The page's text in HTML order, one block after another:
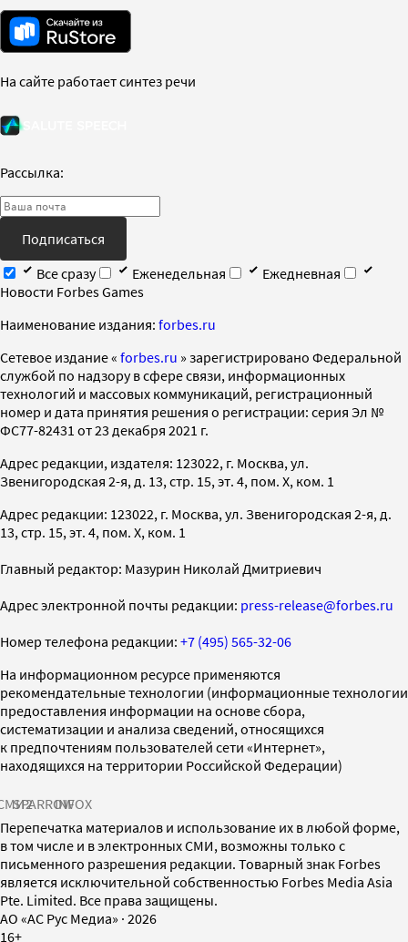
На сайте работает синтез речи
Рассылка:
Подписаться
Все сразу
Еженедельная
Ежедневная
Новости Forbes Games
Наименование издания: forbes.ru
Cетевое издание « forbes.ru » зарегистрировано Федеральной
службой по надзору в сфере связи, информационных
технологий и массовых коммуникаций, регистрационный
номер и дата принятия решения о регистрации: серия Эл №
ФС77-82431 от 23 декабря 2021 г.
Адрес редакции, издателя: 123022, г. Москва, ул.
Звенигородская 2-я, д. 13, стр. 15, эт. 4, пом. X, ком. 1
Адрес редакции: 123022, г. Москва, ул. Звенигородская 2-я, д.
13, стр. 15, эт. 4, пом. X, ком. 1
Главный редактор: Мазурин Николай Дмитриевич
Адрес электронной почты редакции: press-release@forbes.ru
Номер телефона редакции: +7 (495) 565-32-06
На информационном ресурсе применяются
рекомендательные технологии (информационные технологии
предоставления информации на основе сбора,
систематизации и анализа сведений, относящихся
к предпочтениям пользователей сети «Интернет»,
находящихся на территории Российской Федерации)
SPARROWINFOX
Перепечатка материалов и использование их в любой форме,
в том числе и в электронных СМИ, возможны только с
письменного разрешения редакции. Товарный знак Forbes
является исключительной собственностью Forbes Media Asia
Pte. Limited. Все права защищены.
AO «АС Рус Медиа» · 2026
16+